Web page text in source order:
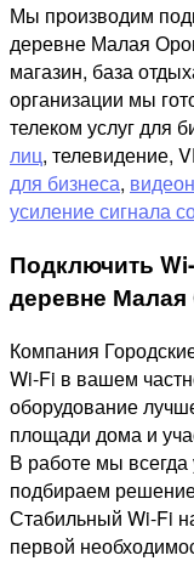
Мы производим
деревне Малая
магазин, база
организации мы
телеком услуг для
лиц, телевидение,
для бизнеса,
усиление сигнала
Подключить
деревне Малая
Компания
Wi-Fi в вашем
оборудование
площади дома и
В работе мы
подбираем
Стабильный Wi-Fi
первой